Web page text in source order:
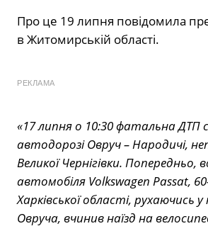
Про це 19 липня повідомила
в Житомирській області.
РЕКЛАМА
«17 липня о 10:30 фатальна ДТП
автодорозі Овруч – Народичі,
Великої Чернігівки. Попередньо,
автомобіля Volkswagen Passat,
Харківської області, рухаючись
Овруча, вчинив наїзд на